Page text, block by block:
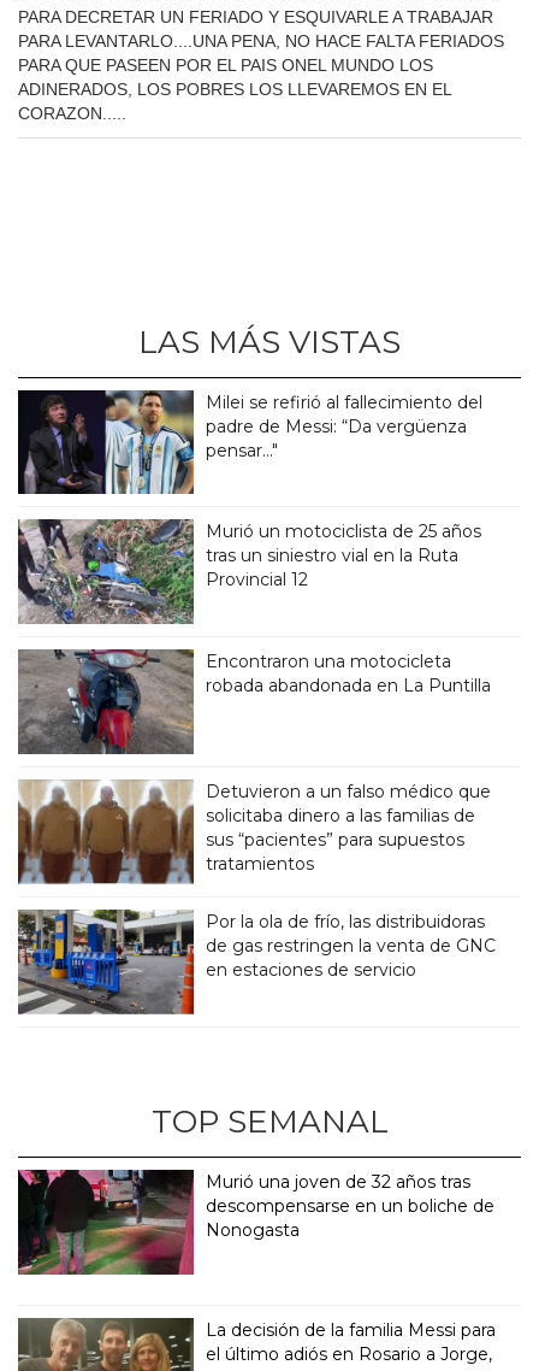
PARA DECRETAR UN FERIADO Y ESQUIVARLE A TRABAJAR
PARA LEVANTARLO....UNA PENA, NO HACE FALTA FERIADOS
PARA QUE PASEEN POR EL PAIS ONEL MUNDO LOS
ADINERADOS, LOS POBRES LOS LLEVAREMOS EN EL
CORAZON.....
LAS MÁS VISTAS
Milei se refirió al fallecimiento del
padre de Messi: “Da vergüenza
pensar..."
Murió un motociclista de 25 años
tras un siniestro vial en la Ruta
Provincial 12
Encontraron una motocicleta
robada abandonada en La Puntilla
Detuvieron a un falso médico que
solicitaba dinero a las familias de
sus “pacientes” para supuestos
tratamientos
Por la ola de frío, las distribuidoras
de gas restringen la venta de GNC
en estaciones de servicio
TOP SEMANAL
Murió una joven de 32 años tras
descompensarse en un boliche de
Nonogasta
La decisión de la familia Messi para
el último adiós en Rosario a Jorge,